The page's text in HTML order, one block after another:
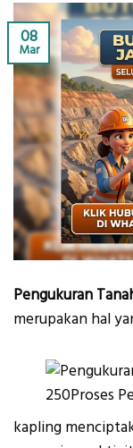
08
Mar
Pengukuran
merupakan hal
250Proses
kapling